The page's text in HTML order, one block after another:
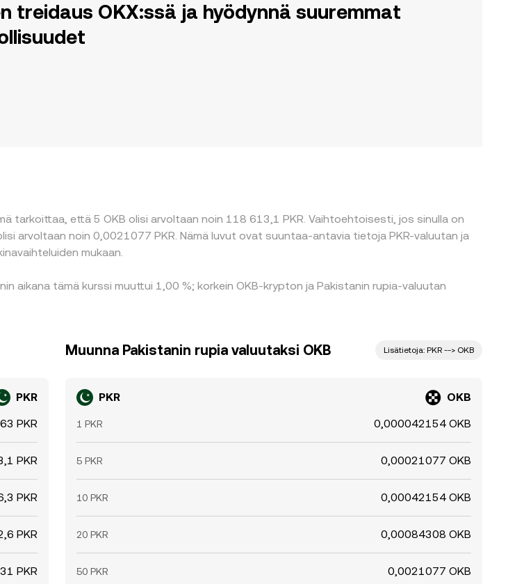
treidaus OKX:ssä ja hyödynnä suuremmat
tarkoittaa, että 5 OKB olisi arvoltaan noin 118 613,1 PKR. Vaihtoehtoisesti, jos sinulla on
arvoltaan noin 0,0021077 PKR. Nämä luvut ovat suuntaa-antavia tietoja PKR-valuutan ja
mukaan.
aikana tämä kurssi muuttui 1,00 %; korkein OKB-krypton ja Pakistanin rupia-valuutan
PKR
PKR
PKR
PKR
PKR
PKR
Muunna Pakistanin rupia valuutaksi OKB Lisätietoja: PKR --> OKB
PKR OKB
1 PKR 0,000042154 OKB
5 PKR 0,00021077 OKB
10 PKR 0,00042154 OKB
20 PKR 0,00084308 OKB
50 PKR 0,0021077 OKB